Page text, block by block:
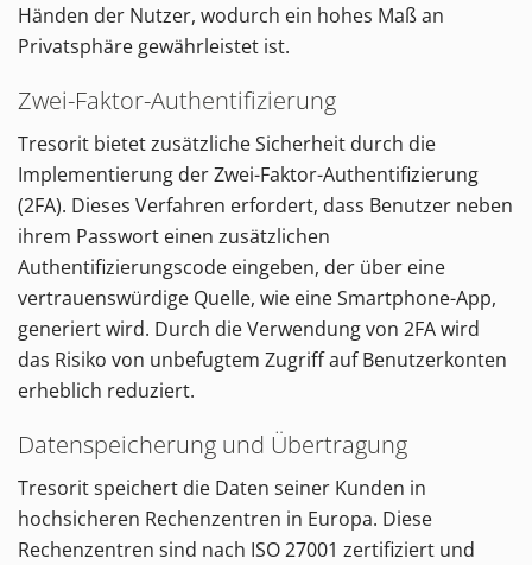
Händen der Nutzer, wodurch ein hohes Maß an
Privatsphäre gewährleistet ist.
Zwei-Faktor-Authentifizierung
Tresorit bietet zusätzliche Sicherheit durch die
Implementierung der Zwei-Faktor-Authentifizierung
(2FA). Dieses Verfahren erfordert, dass Benutzer neben
ihrem Passwort einen zusätzlichen
Authentifizierungscode eingeben, der über eine
vertrauenswürdige Quelle, wie eine Smartphone-App,
generiert wird. Durch die Verwendung von 2FA wird
das Risiko von unbefugtem Zugriff auf Benutzerkonten
erheblich reduziert.
Datenspeicherung und Übertragung
Tresorit speichert die Daten seiner Kunden in
hochsicheren Rechenzentren in Europa. Diese
Rechenzentren sind nach ISO 27001 zertifiziert und